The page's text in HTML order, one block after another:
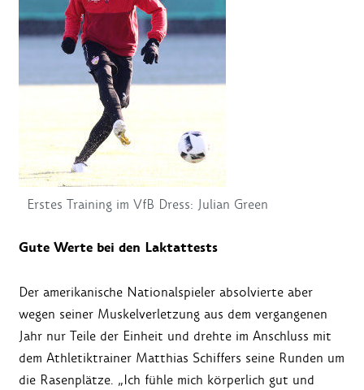
Erstes Training im VfB Dress: Julian Green
Gute Werte bei den Laktattests
Der amerikanische Nationalspieler absolvierte aber
wegen seiner Muskelverletzung aus dem vergangenen
Jahr nur Teile der Einheit und drehte im Anschluss mit
dem Athletiktrainer Matthias Schiffers seine Runden um
die Rasenplätze. „Ich fühle mich körperlich gut und